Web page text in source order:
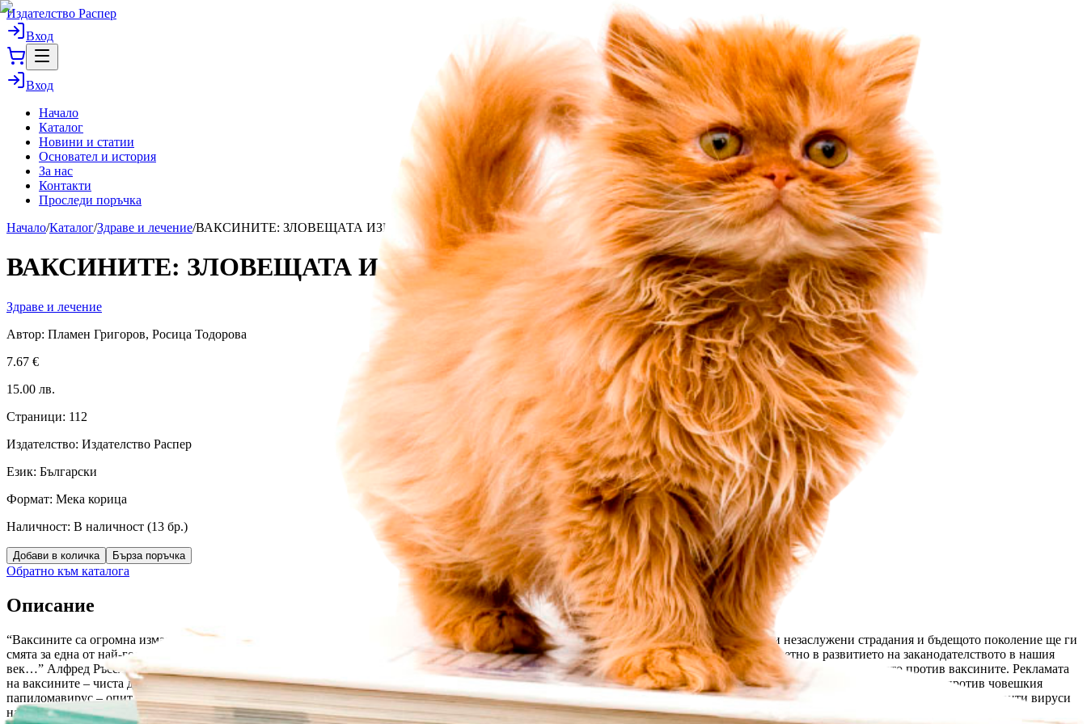
Издателство Распер
Вход
Вход
Начало
Каталог
Новини и статии
Основател и история
За нас
Контакти
Проследи поръчка
Начало/Каталог/Здраве и лечение/ВАКСИНИТЕ: ЗЛОВЕЩАТА ИЗМАМА
ВАКСИНИТЕ: ЗЛОВЕЩАТА ИЗМАМА
Здраве и лечение
Автор: Пламен Григоров, Росица Тодорова
7.67 €
15.00 лв.
Страници: 112
Издателство: Издателство Распер
Език: Български
Формат: Мека корица
Наличност: В наличност (13 бр.)
Добави в количка Бърза поръчка
Обратно към каталога
Описание
“Ваксините са огромна измама… Те не са спасили нито един живот, но са причина за много болести и смърт, много абсолютно ненужни и незаслужени страдания и бъдещото поколение ще ги
смята за една от най-големите грешки в епохата на невежество и предразсъдъци, а тяхното налагане пред страха от наказание – за мръсно петно в развитието на заканодателството в нашия
век…” Алфред Ръсел Уолъс (1898 г.) Съдържание 1. Историята на ваксините и движението срещу тях. Класификация на ваксините. Аргументите на движението против ваксините. Рекламата
на ваксините – чиста демагогия. 2. Ваксините – огромната измама. 3. Какви вещества съдържат ваксините. Принудителното ваксиниране е престъпление! 4. Ваксината против човешкия
папиломавирус – опит за стерилизация. 5. Бил Гейтс за „ваксината за съкращаване на населението“. 6. Ваксините – страшният експеримент с децата ни. 7. Ваксините съдържат скрити вируси
на рак?! Защо лъжат учените. 8. Генномодицифираните ваксини – новата „месомелачка“ за децата. 9. Ваксините на елита се различават от ваксините на простолюдието. 10. Американският